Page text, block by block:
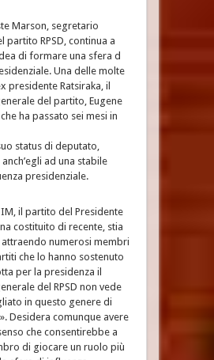
Marson, segretario
partito RPSD, continua a
di formare una sfera d
Una delle molte
presidente Ratsiraka, il
del partito, Eugene
ha passato sei mesi in
status di deputato,
ad una stabile
presidenziale.
il partito del Presidente
costituito di recente, stia
numerosi membri
che lo hanno sostenuto
per la presidenza il
del RPSD non vede
in questo genere di
Desidera comunque avere
che consentirebbe a
di giocare un ruolo più